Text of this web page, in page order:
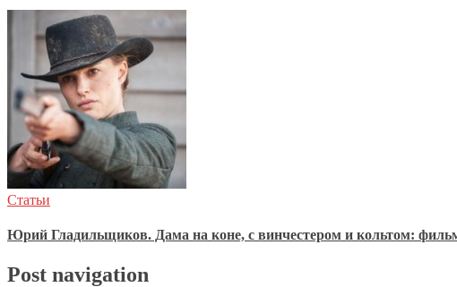
Статьи
Юрий Гладильщиков. Дама на коне, с винчестером и кольтом:
Post navigation